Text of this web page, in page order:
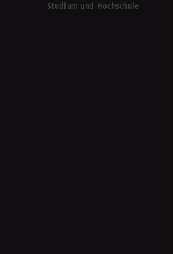
Studium und Hochschule